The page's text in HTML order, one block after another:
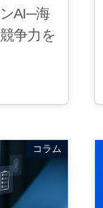
AI─海
争力を
コラム